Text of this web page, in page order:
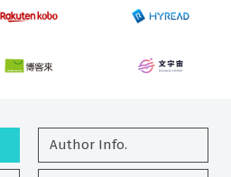
Author Info.